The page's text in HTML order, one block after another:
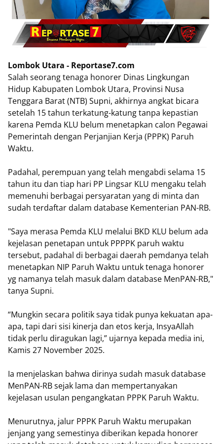
Lombok Utara - Reportase7.com
Salah seorang tenaga honorer Dinas Lingkungan
Hidup Kabupaten Lombok Utara, Provinsi Nusa
Tenggara Barat (NTB) Supni, akhirnya angkat bicara
setelah 15 tahun terkatung-katung tanpa kepastian
karena Pemda KLU belum menetapkan calon Pegawai
Pemerintah dengan Perjanjian Kerja (PPPK) Paruh
Waktu.
Padahal, perempuan yang telah mengabdi selama 15
tahun itu dan tiap hari PP Lingsar KLU mengaku telah
memenuhi berbagai persyaratan yang di minta dan
sudah terdaftar dalam database Kementerian PAN-RB.
"Saya merasa Pemda KLU melalui BKD KLU belum ada
kejelasan penetapan untuk PPPPK paruh waktu
tersebut, padahal di berbagai daerah pemdanya telah
menetapkan NIP Paruh Waktu untuk tenaga honorer
yg namanya telah masuk dalam database MenPAN-RB,"
tanya Supni.
“Mungkin secara politik saya tidak punya kekuatan apa-
apa, tapi dari sisi kinerja dan etos kerja, InsyaAllah
tidak perlu diragukan lagi,” ujarnya kepada media ini,
Kamis 27 November 2025.
Ia menjelaskan bahwa dirinya sudah masuk database
MenPAN-RB sejak lama dan mempertanyakan
kejelasan usulan pengangkatan PPPK Paruh Waktu.
Menurutnya, jalur PPPK Paruh Waktu merupakan
jenjang yang semestinya diberikan kepada honorer